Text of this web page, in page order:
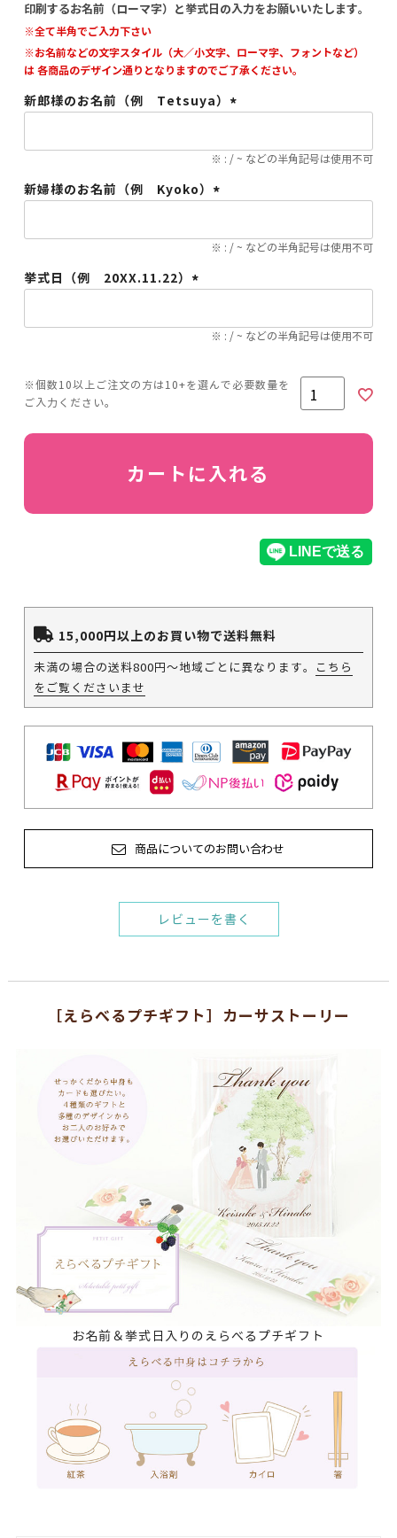
印刷するお名前（ローマ字）と挙式日の入力をお願いいたします。
※全て半角でご入力下さい
※お名前などの文字スタイル（大／小文字、ローマ字、フォントなど）
は 各商品のデザイン通りとなりますのでご了承ください。
新郎様のお名前（例 Tetsuya）
須)
※ : / ~ などの半角記号は使用不可
新婦様のお名前（例 Kyoko）
須)
※ : / ~ などの半角記号は使用不可
挙式日（例 20XX.11.22）
須)
※ : / ~ などの半角記号は使用不可
カートに入れる
15,000円以上のお買い物で送料無料
未満の場合の送料800円～地域ごとに異なります。
こちら
をご覧くださいませ
商品についてのお問い合わせ
レビューを書く
［えらべるプチギフト］カーサストーリー
お名前＆挙式日入りのえらべるプチギフト